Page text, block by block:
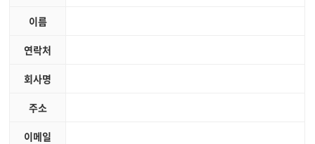
이름
연락처
회사명
주소
이메일